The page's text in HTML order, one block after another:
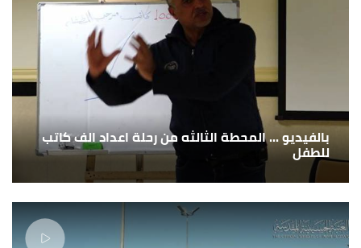
بالفيديو ... المحطة الثالثه من رحلة اعداد الف كاتب
للطفل